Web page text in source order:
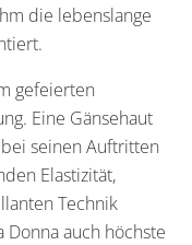
die lebenslange
gefeierten
Eine Gänsehaut
seinen Auftritten
Elastizität,
Technik
auch höchste